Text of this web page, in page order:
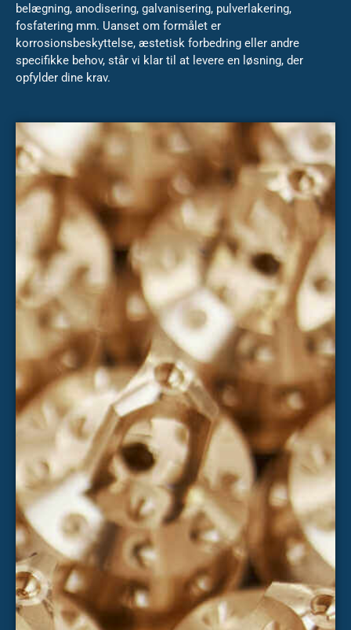
belægning, anodisering, galvanisering, pulverlakering,
fosfatering mm. Uanset om formålet er
korrosionsbeskyttelse, æstetisk forbedring eller andre
specifikke behov, står vi klar til at levere en løsning, der
opfylder dine krav.